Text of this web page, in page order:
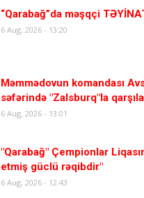
“Qarabağ”da məşqçi
6 Aug, 2026 - 13:20
Məmmədovun komandası
səfərində "Zalsburq"la
6 Aug, 2026 - 13:01
"Qarabağ" Çempionlar
etmiş güclü rəqibdir"
6 Aug, 2026 - 12:43